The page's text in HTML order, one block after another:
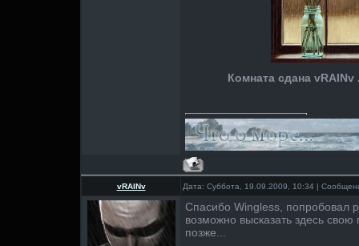
Комната сдана vRAINv
vRAINv Дата: Суббота, 19.09.2009, 10:34 |
Спасибо Wingless, попробовал
возможно высказать здесь свою
позже...